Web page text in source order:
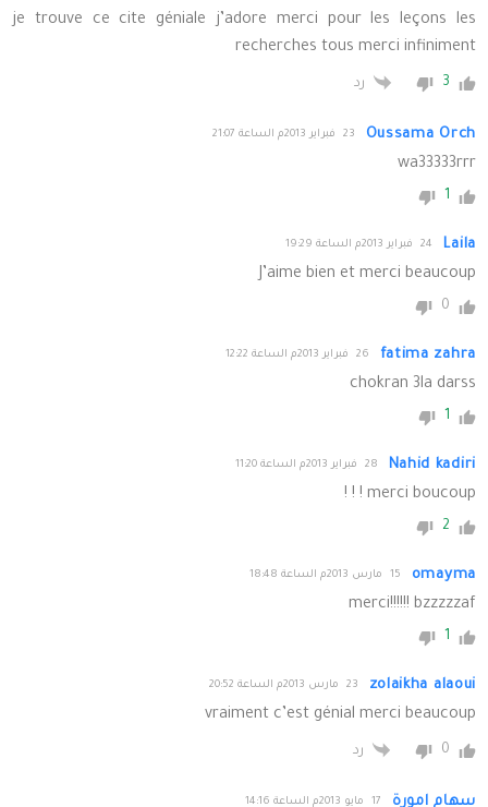
je trouve ce cite géniale j’adore merci pour les leçons les
recherches tous merci infiniment
3 رد
Oussama Orch 23 فبراير 2013م الساعة 21:07
wa33333rrr
1
Laila 24 فبراير 2013م الساعة 19:29
J’aime bien et merci beaucoup
0
fatima zahra 26 فبراير 2013م الساعة 12:22
chokran 3la darss
1
Nahid kadiri 28 فبراير 2013م الساعة 11:20
merci boucoup ! ! !
2
omayma 15 مارس 2013م الساعة 18:48
merci!!!!!! bzzzzzaf
1
zolaikha alaoui 23 مارس 2013م الساعة 20:52
vraiment c’est génial merci beaucoup
0 رد
سهام امورة 17 مايو 2013م الساعة 14:16